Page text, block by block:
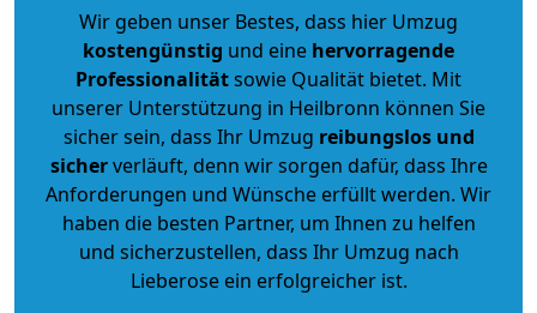
Wir geben unser Bestes, dass hier Umzug
kostengünstig und eine hervorragende
Professionalitätsowie Qualität bietet. Mit
unserer Unterstützung in Heilbronn können Sie
sicher sein, dass Ihr Umzug reibungslos und
sicherverläuft, denn wir sorgen dafür, dass Ihre
Anforderungen und Wünsche erfüllt werden. Wir
haben die besten Partner, um Ihnen zu helfen
und sicherzustellen, dass Ihr Umzug nach
Lieberose ein erfolgreicher ist.